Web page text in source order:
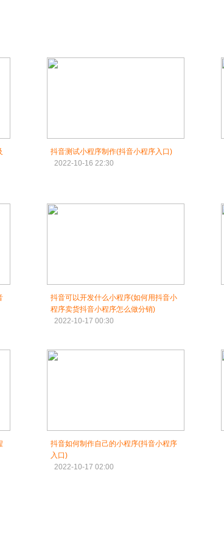
抖音测试小程序制作(抖音小程序入口)
2022-10-16 22:30
抖音可以开发什么小程序(如何用抖音小
程序卖货抖音小程序怎么做分销)
2022-10-17 00:30
抖音如何制作自己的小程序(抖音小程序
入口)
2022-10-17 02:00